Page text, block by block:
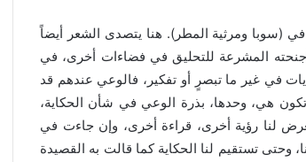
(سوبا ومرثية المطر). هنا يتصدى الشعر أيضاً
أجنحته المشرعة للتحليق في فضاءات أخرى، في
في غير ما تبصرٍ أو تفكير، فالوعي عندهم قد
هي، وحدها، بذرة الوعي في شأن الحكاية،
لنا رؤية أخرى، قراءة أخرى، وإن جاءت في
تستقيم لنا الحكاية كما قالت به القصيدة